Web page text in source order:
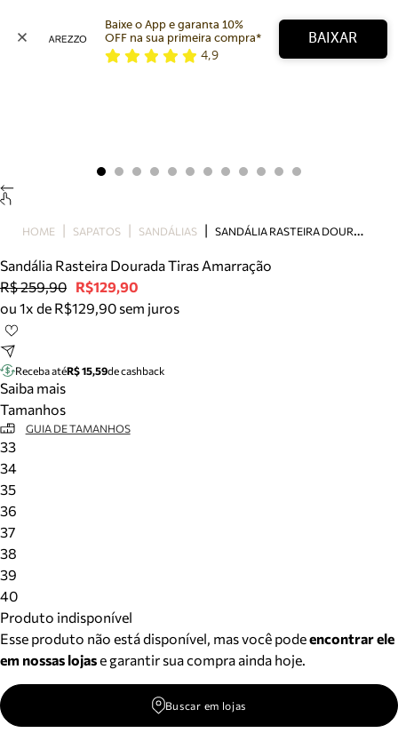
Bolsa
Tamanco
Tênis
Mule
Tire dúvidas sobre pedidos, devoluções e mais.
Meus pedidos
Acompanhe seus pedidos e solicite devoluções.
Baixe o App e garanta 10%
OFF na sua primeira compra*
4,9
BAIXAR
HOME SAPATOS SANDÁLIAS S
ANDÁLIA RASTEIRA DOURADA TIRAS AMARRAÇÃO
Sandália Rasteira Dourada Tiras Amarração
R$ 259,90 R$129,90
ou 1x de R$129,90 sem juros
Receba atéR$ 15,59de cashback
Saiba mais
Tamanhos
GUIA DE TAMANHOS
33
34
35
36
37
38
39
40
Produto indisponível
Esse produto não está disponível, mas você podeencontrar ele
em nossas lojase garantir sua compra ainda hoje.
Buscar em lojas